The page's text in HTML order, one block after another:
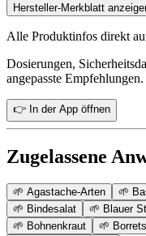
Hersteller-Merkblatt
Alle Produktinfos direkt
Dosierungen,
angepasste Empfehlungen.
👉 In der App öffnen
Zugelassene
🌱 Agastache-Arten 🌱
🌱 Bindesalat 🌱 Blauer
🌱 Bohnenkraut 🌱